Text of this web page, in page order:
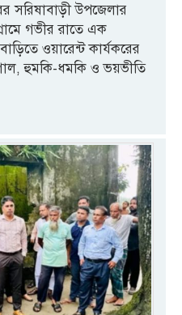
সরিষাবাড়ী উপজেলার
গভীর রাতে এক
ওয়ারেন্ট কার্যকরের
হুমকি-ধমকি ও ভয়ভীতি